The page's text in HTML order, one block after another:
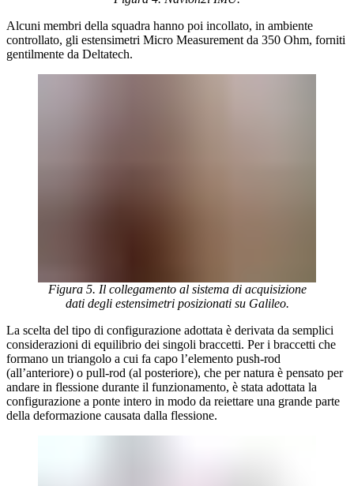
Alcuni membri della squadra hanno poi incollato, in ambiente
controllato, gli estensimetri Micro Measurement da 350 Ohm, forniti
gentilmente da Deltatech.
Figura 5. Il collegamento al sistema di acquisizione
dati degli estensimetri posizionati su Galileo.
La scelta del tipo di configurazione adottata è derivata da semplici
considerazioni di equilibrio dei singoli braccetti. Per i braccetti che
formano un triangolo a cui fa capo l’elemento push-rod
(all’anteriore) o pull-rod (al posteriore), che per natura è pensato per
andare in flessione durante il funzionamento, è stata adottata la
configurazione a ponte intero in modo da reiettare una grande parte
della deformazione causata dalla flessione.